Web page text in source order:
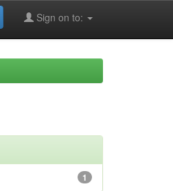
Sign on to:
1